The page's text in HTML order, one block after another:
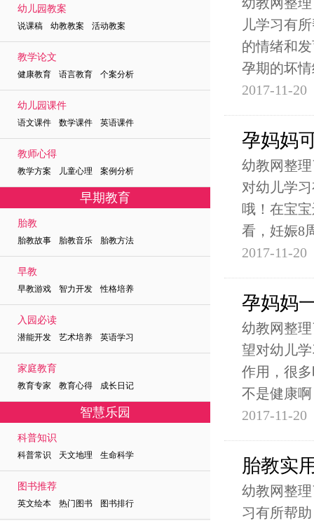
幼儿园教案
说课稿 幼教教案 活动教案
教学论文
健康教育 语言教育 个案分析
幼儿园课件
语文课件 数学课件 英语课件
教师心得
教学方案 儿童心理 案例分析
早期教育
胎教
胎教故事 胎教音乐 胎教方法
早教
早教游戏 智力开发 性格培养
入园必读
潜能开发 艺术培养 英语学习
家庭教育
教育专家 教育心得 成长日记
智慧乐园
科普知识
科普常识 天文地理 生命科学
图书推荐
英文绘本 热门图书 图书排行
儿学习有
的情绪和
孕期的坏
2017-11-20
孕妈妈
幼教网整
对幼儿学
哦！在宝
看，妊娠8
2017-11-20
孕妈妈
幼教网整
望对幼儿
作用，很
不是健康
2017-11-20
胎教实
幼教网整
习有所帮